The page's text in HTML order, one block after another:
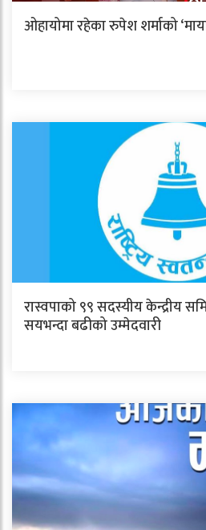
ओहायोमा रहेका रुपेश शर्माको
रास्वपाको ९९ सदस्यीय केन्द्रीय
सयभन्दा बढीको उम्मेदवारी